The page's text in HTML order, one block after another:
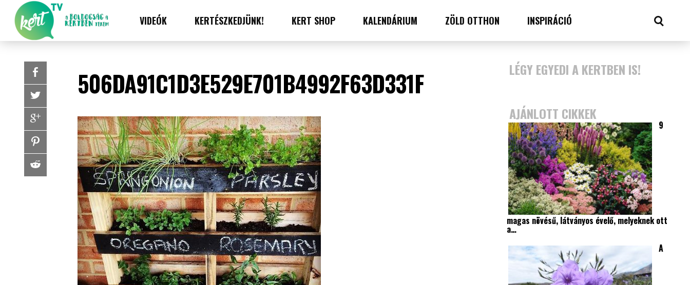
VIDEÓK KERTÉSZKEDJÜNK! KERT SHOP KALENDÁRIUM ZÖLD OTTHON INSPIRÁCIÓ
506DA91C1D3E529E701B4992F63D331F LÉGY EGYEDI A KERTBEN IS!
AJÁNLOTT CIKKEK
9
magas növésű, látványos évelő, melyeknek ott
a…
A